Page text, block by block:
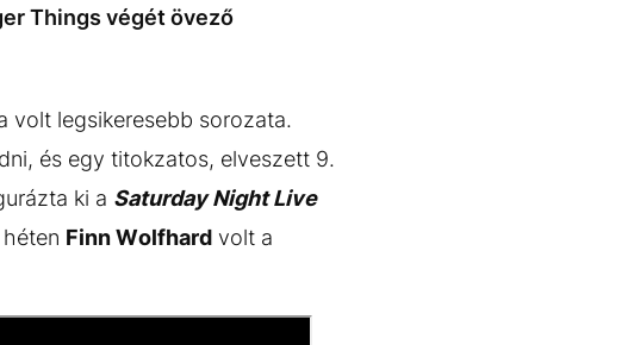
Things végét övező
volt legsikeresebb sorozata.
és egy titokzatos, elveszett 9.
ki a Saturday Night Live
Finn Wolfhard volt a